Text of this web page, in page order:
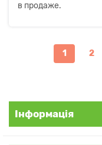
в продаже.
1 2
Інформація